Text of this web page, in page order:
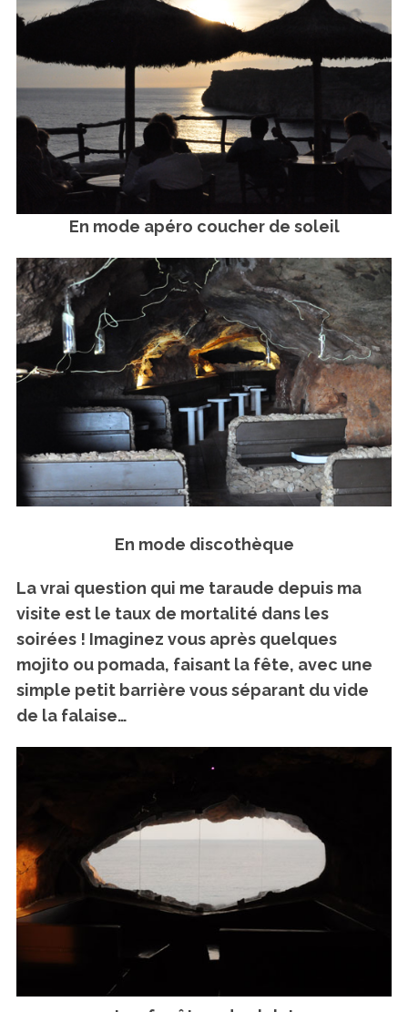
En mode apéro coucher de soleil
En mode discothèque
La vrai question qui me taraude depuis ma
visite est le taux de mortalité dans les
soirées ! Imaginez vous après quelques
mojito ou pomada, faisant la fête, avec une
simple petit barrière vous séparant du vide
de la falaise…